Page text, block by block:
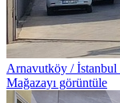
Arnavutköy / İstanbul
Mağazayı görüntüle